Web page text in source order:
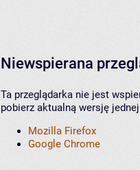
Niewspierana
Ta przeglądarka nie jest
pobierz aktualną wersję
Mozilla Firefox
Google Chrome